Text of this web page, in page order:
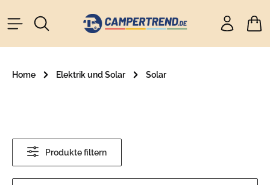
springen
Home Elektrik und Solar Solar
Produkte filtern